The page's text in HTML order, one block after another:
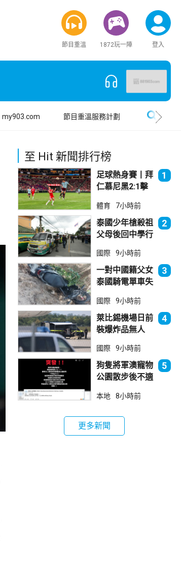
節目重溫 1872玩一陣 登入
my903.com 節目重溫服務計劃
至 Hit 新聞排行榜
足球熱身賽丨拜
仁慕尼黑2:1擊
1
體育 7小時前
泰國少年槍殺祖
父母後回中學行
死23傷
2
國際 9小時前
一對中國籍父女
泰國騎電單車失
傷
3
國際 9小時前
萊比錫機場日前
裝爆炸品無人
發現再踢落
4
國際 9小時前
狗隻將軍澳寵物
公園散步後不適
跟進
5
本地 8小時前
更多新聞